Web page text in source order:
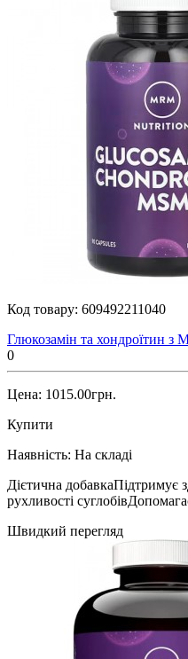
Код товару: 609492211040
Глюкозамін та хондроїтин
0
Цена: 1015.00грн.
Купити
Наявність: На складі
Дієтична добавкаПідтримує
рухливості
Швидкий перегляд